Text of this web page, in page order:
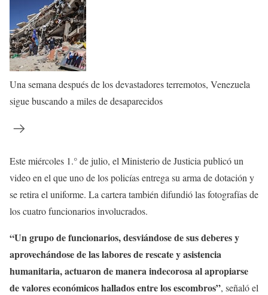
Una semana después de los devastadores terremotos, Venezuela
sigue buscando a miles de desaparecidos
Este miércoles 1.° de julio, el Ministerio de Justicia publicó un
video en el que uno de los policías entrega su arma de dotación y
se retira el uniforme. La cartera también difundió las fotografías de
los cuatro funcionarios involucrados.
“Un grupo de funcionarios, desviándose de sus deberes y
aprovechándose de las labores de rescate y asistencia
humanitaria, actuaron de manera indecorosa al apropiarse
de valores económicos hallados entre los escombros”, señaló el